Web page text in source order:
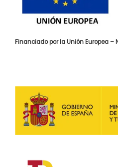
Financiado por la Unión Europea –